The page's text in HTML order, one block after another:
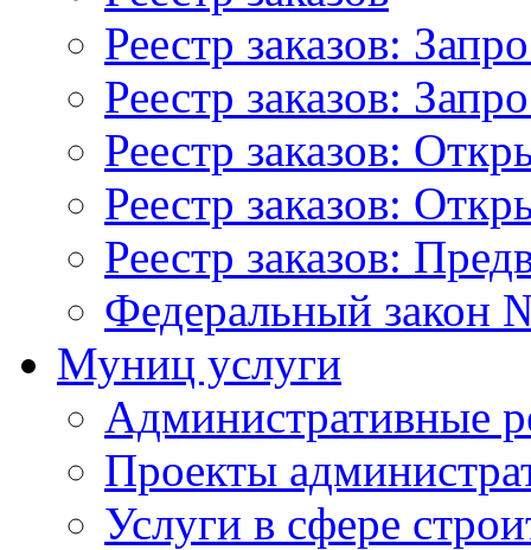
Реестр заказов:
Реестр заказов:
Реестр заказов:
Реестр заказов:
Реестр заказов:
Федеральный закон
Муниц услуги
Административные
Проекты
Услуги в сфере